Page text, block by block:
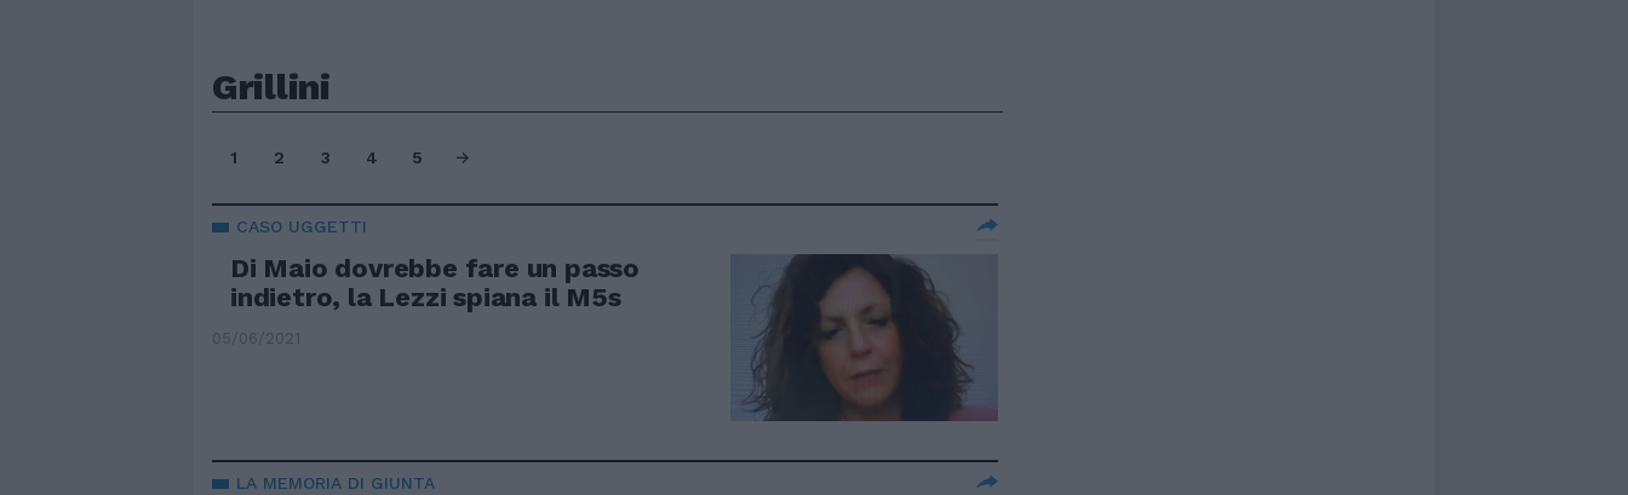
Grillini
1 2 3 4 5
CASO UGGETTI
Di Maio dovrebbe fare un passo
indietro, la Lezzi spiana il M5s
05/06/2021
LA MEMORIA DI GIUNTA